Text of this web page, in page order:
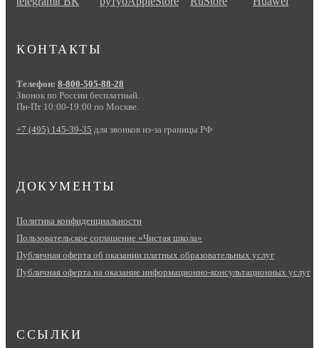
КОНТАКТЫ
Телефон: 8-800-505-88-28
Звонок по России бесплатный.
Пн-Пт 10:00-19:00 по Москве.
+7 (495) 145-39-35 для звонков из-за границы РФ
ДОКУМЕНТЫ
Политика конфиденциальности
Пользовательское соглашение «Чистая школа»
Публичная оферта об оказании платных образовательных услуг
Публичная оферта на оказание информационно‑консультационных услуг
ССЫЛКИ